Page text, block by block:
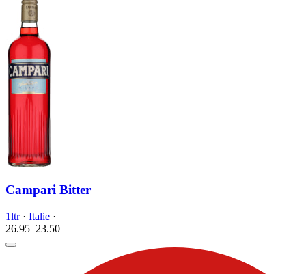
Campari Bitter
1ltr· Italie ·
26.95 23.50